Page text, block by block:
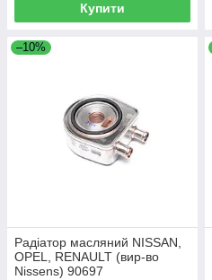
Купити
–10%
Радіатор масляний NISSAN,
OPEL, RENAULT (вир-во
Nissens) 90697